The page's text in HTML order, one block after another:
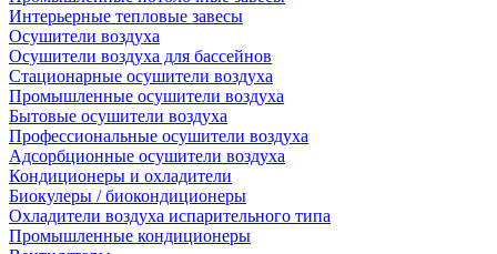
Интерьерные тепловые завесы
Осушители воздуха
Осушители воздуха для бассейнов
Стационарные осушители воздуха
Промышленные осушители воздуха
Бытовые осушители воздуха
Профессиональные осушители воздуха
Адсорбционные осушители воздуха
Кондиционеры и охладители
Биокулеры / биокондиционеры
Охладители воздуха испарительного типа
Промышленные кондиционеры